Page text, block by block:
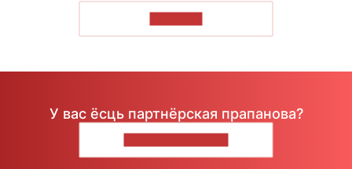
У вас ёсць партнёрская прапанова?